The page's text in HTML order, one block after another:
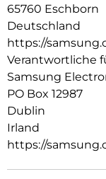
65760 Eschborn
Deutschland
https://
Verantwortliche
Samsung
PO Box 12987
Dublin
Irland
https://